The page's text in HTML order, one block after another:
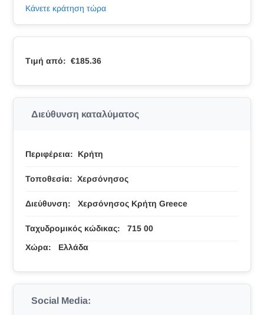
Κάνετε κράτηση τώρα
Τιμή από: €185.36
Διεύθυνση καταλύματος
Περιφέρεια: Κρήτη
Τοποθεσία: Χερσόνησος
Διεύθυνση: Χερσόνησος Κρήτη Greece
Ταχυδρομικός κώδικας:
715 00
Χώρα:
Ελλάδα
Social Media: